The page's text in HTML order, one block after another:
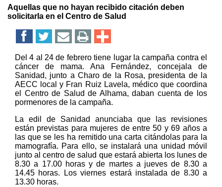
Aquellas que no hayan recibido citación deben
solicitarla en el Centro de Salud
Del 4 al 24 de febrero tiene lugar la campaña contra el
cáncer de mama. Ana Fernández, concejala de
Sanidad, junto a Charo de la Rosa, presidenta de la
AECC local y Fran Ruiz Lavela, médico que coordina
el Centro de Salud de Alhama, daban cuenta de los
pormenores de la campaña.
La edil de Sanidad anunciaba que las revisiones
están previstas para mujeres de entre 50 y 69 años a
las que se les ha remitido una carta citándolas para la
mamografía. Para ello, se instalará una unidad móvil
junto al centro de salud que estará abierta los lunes de
8.30 a 17.00 horas y de martes a jueves de 8.30 a
14.45 horas. Los viernes estará instalada de 8.30 a
13.30 horas.